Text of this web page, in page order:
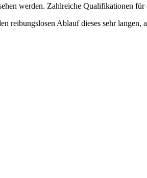
werden. Zahlreiche Qualifikationen
reibungslosen Ablauf dieses sehr